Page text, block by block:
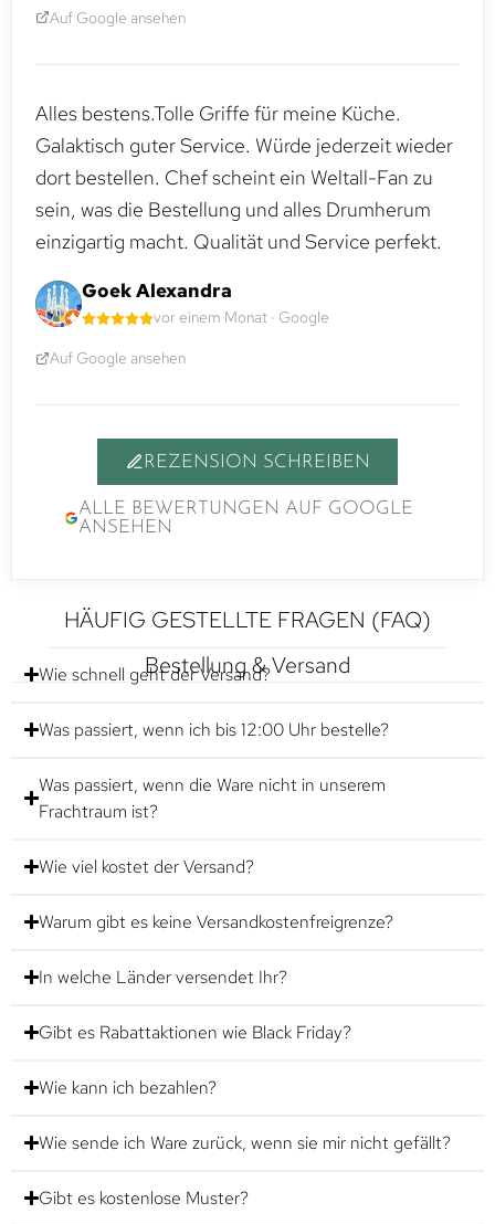
Auf Google ansehen
Alles bestens.Tolle Griffe für meine Küche.
Galaktisch guter Service. Würde jederzeit wieder
dort bestellen. Chef scheint ein Weltall-Fan zu
sein, was die Bestellung und alles Drumherum
einzigartig macht. Qualität und Service perfekt.
Goek Alexandra
vor einem Monat · Google
Auf Google ansehen
REZENSION SCHREIBEN
ALLE BEWERTUNGEN AUF GOOGLE
ANSEHEN
HÄUFIG GESTELLTE FRAGEN (FAQ)
Bestellung & Versand
Wie schnell geht der Versand?
Was passiert, wenn ich bis 12:00 Uhr bestelle?
Was passiert, wenn die Ware nicht in unserem
Frachtraum ist?
Wie viel kostet der Versand?
Warum gibt es keine Versandkostenfreigrenze?
In welche Länder versendet Ihr?
Gibt es Rabattaktionen wie Black Friday?
Wie kann ich bezahlen?
Wie sende ich Ware zurück, wenn sie mir nicht gefällt?
Gibt es kostenlose Muster?